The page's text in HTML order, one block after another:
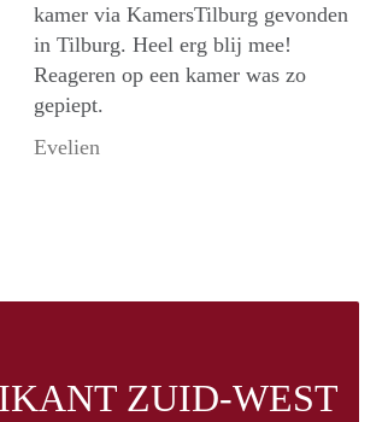
kamer via KamersTilburg gevonden
in Tilburg. Heel erg blij mee!
Reageren op een kamer was zo
gepiept.
Evelien
ZUID-WEST